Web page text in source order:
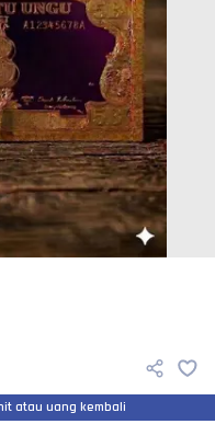
atau uang kembali